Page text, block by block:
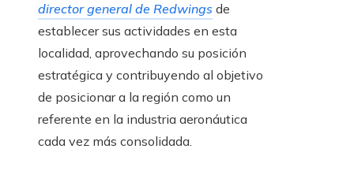
director general de Redwings de
establecer sus actividades en esta
localidad, aprovechando su posición
estratégica y contribuyendo al objetivo
de posicionar a la región como un
referente en la industria aeronáutica
cada vez más consolidada.